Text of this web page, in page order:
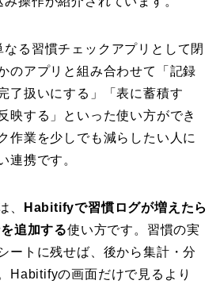
る習慣チェックアプリとして閉
のアプリと組み合わせて「記録
了扱いにする」「表に蓄積す
映する」といった使い方ができ
作業を少しでも減らしたい人に
連携です。
、
Habitifyで習慣ログが増えたら
追加する使い方です。習慣の実
ートに残せば、後から集計・分
Habitifyの画面だけで見るより